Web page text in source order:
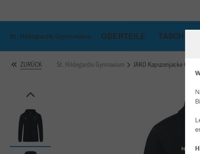
St. Hildegardis Gymnasium OBERTEILE TASCHEN
ZURÜCK St. Hildegardis Gymnasium JAKO Kapuzenjacke Organic